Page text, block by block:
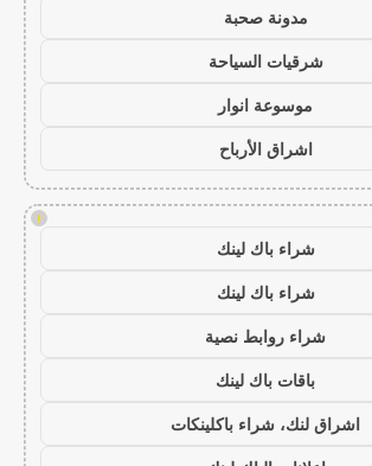
مدونة صحبة
شرقيات السياحة
موسوعة انوار
اشراق الأرباح
!
شراء باك لينك
شراء باك لينك
شراء روابط نصية
باقات باك لينك
اشراق لنك، شراء باكلينكات